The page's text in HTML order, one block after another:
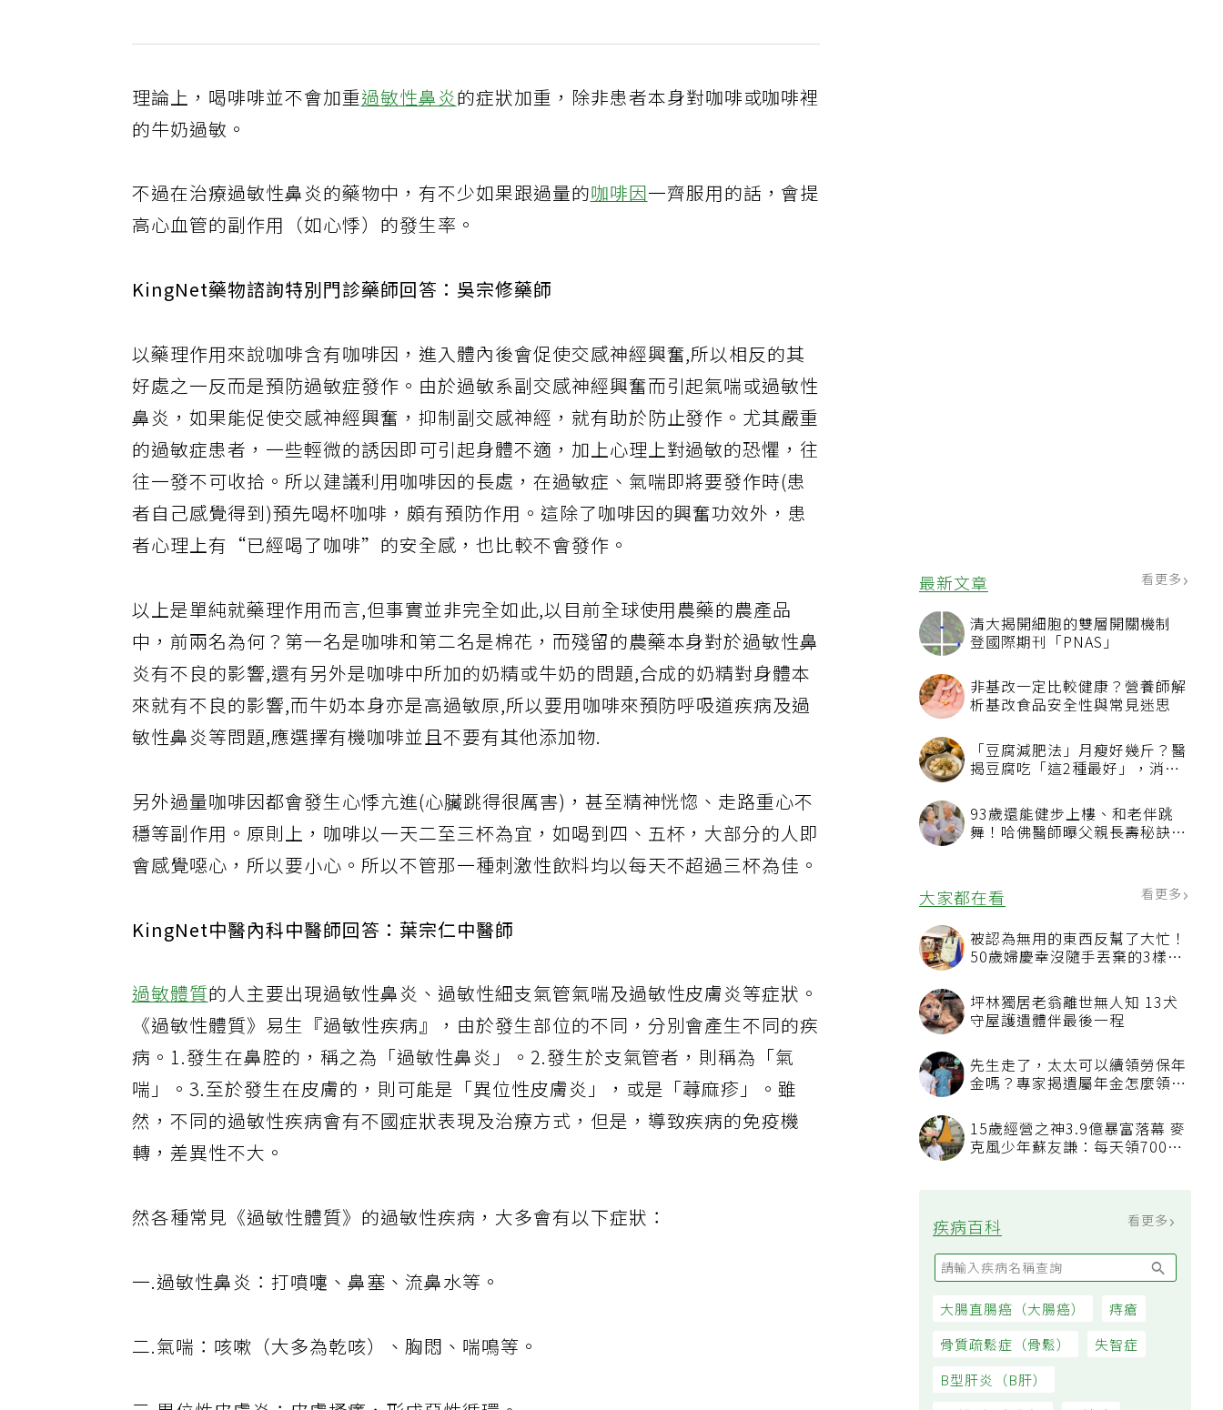
最新文章 看更多
清大揭開細胞的雙層開關機制
登國際期刊「PNAS」
非基改一定比較健康？營養師解
析基改食品安全性與常見迷思
「豆腐減肥法」月瘦好幾斤？醫
揭豆腐吃「這2種最好」，消脹
93歲還能健步上樓、和老伴跳
舞！哈佛醫師曝父親長壽秘訣：
大家都在看
被認為無用的東西反幫了大忙！
50歲婦慶幸沒隨手丟棄的3樣物
坪林獨居老翁離世無人知 13犬
守屋護遺體伴最後一程
先生走了，太太可以續領勞保年
看順位還要看資格
15歲經營之神3.9億暴富落幕 麥
疾病百科
理論上，喝啡啡並不會加重過敏性鼻炎的症狀加重，除非患者本身對咖啡或咖啡裡
的牛奶過敏。
不過在治療過敏性鼻炎的藥物中，有不少如果跟過量的咖啡因
一齊服用的話，會提
高心血管的副作用（如心悸）的發生率。
KingNet藥物諮詢特別門診藥師回答：吳宗修藥師
以藥理作用來說咖啡含有咖啡因，進入體內後會促使交感神經興奮,所以相反的其
好處之一反而是預防過敏症發作。由於過敏系副交感神經興奮而引起氣喘或過敏性
鼻炎，如果能促使交感神經興奮，抑制副交感神經，就有助於防止發作。尤其嚴重
的過敏症患者，一些輕微的誘因即可引起身體不適，加上心理上對過敏的恐懼，往
往一發不可收拾。所以建議利用咖啡因的長處，在過敏症、氣喘即將要發作時(患
者自己感覺得到)預先喝杯咖啡，頗有預防作用。這除了咖啡因的興奮功效外，患
者心理上有“已經喝了咖啡”的安全感，也比較不會發作。
以上是單純就藥理作用而言,但事實並非完全如此,以目前全球使用農藥的農產品
中，前兩名為何？第一名是咖啡和第二名是棉花，而殘留的農藥本身對於過敏性鼻
炎有不良的影響,還有另外是咖啡中所加的奶精或牛奶的問題,合成的奶精對身體本
來就有不良的影響,而牛奶本身亦是高過敏原,所以要用咖啡來預防呼吸道疾病及過
敏性鼻炎等問題,應選擇有機咖啡並且不要有其他添加物.
另外過量咖啡因都會發生心悸亢進(心臟跳得很厲害)，甚至精神恍惚、走路重心不
穩等副作用。原則上，咖啡以一天二至三杯為宜，如喝到四、五杯，大部分的人即
會感覺噁心，所以要小心。所以不管那一種刺激性飲料均以每天不超過三杯為佳。
KingNet中醫內科中醫師回答：葉宗仁中醫師
過敏體質的人主要出現過敏性鼻炎、過敏性細支氣管氣喘及過敏性皮膚炎等症狀。
《過敏性體質》易生『過敏性疾病』，由於發生部位的不同，分別會產生不同的疾
病。1.發生在鼻腔的，稱之為「過敏性鼻炎」。2.發生於支氣管者，則稱為「氣
喘」。3.至於發生在皮膚的，則可能是「異位性皮膚炎」，或是「蕁麻疹」。雖
然，不同的過敏性疾病會有不國症狀表現及治療方式，但是，導致疾病的免疫機
轉，差異性不大。
然各種常見《過敏性體質》的過敏性疾病，大多會有以下症狀：
一.過敏性鼻炎：打噴嚏、鼻塞、流鼻水等。
二.氣喘：咳嗽（大多為乾咳）、胸悶、喘鳴等。